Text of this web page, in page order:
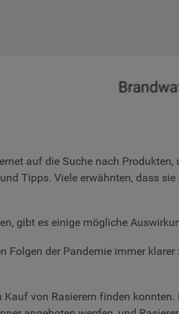
auf die Suche nach Produkten,
Tipps. Viele erwähnten, dass
gibt es einige mögliche
der Pandemie immer
von Rasierern finden konnten.